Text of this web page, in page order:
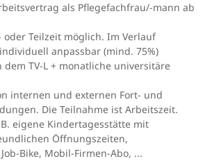
als Pflegefachfrau/-mann ab
oder Teilzeit möglich. Im Verlauf
anpassbar (mind. 75%)
TV-L + monatliche universitäre
internen und externen Fort- und
Die Teilnahme ist Arbeitszeit.
eigene Kindertagesstätte mit
Öffnungszeiten,
Bike, Mobil-Firmen-Abo, ...